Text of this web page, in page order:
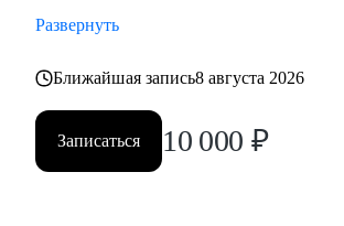
Развернуть
Ближайшая запись8 августа 2026
Записаться 10 000 ₽